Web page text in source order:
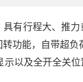
具有行程大、推
功能，自带超
以及全开全关